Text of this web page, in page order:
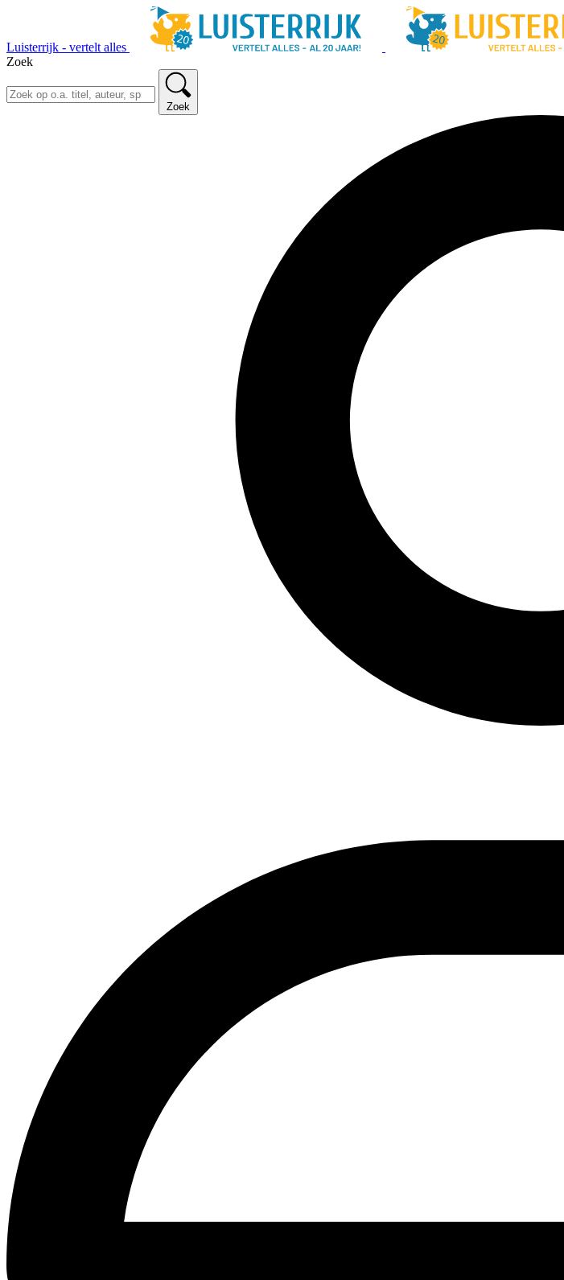
Luisterrijk - vertelt alles
Zoek
Zoek